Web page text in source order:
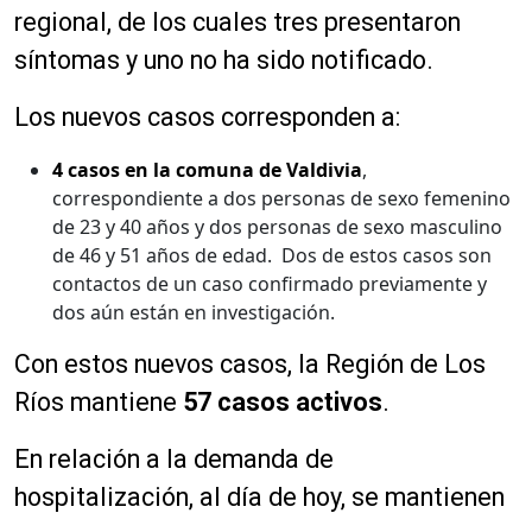
regional, de los cuales tres presentaron
síntomas y uno no ha sido notificado.
Los nuevos casos corresponden a:
4 casos en la comuna de Valdivia,
correspondiente a dos personas de sexo femenino
de 23 y 40 años y dos personas de sexo masculino
de 46 y 51 años de edad. Dos de estos casos son
contactos de un caso confirmado previamente y
dos aún están en investigación.
Con estos nuevos casos, la Región de Los
Ríos mantiene 57 casos activos.
En relación a la demanda de
hospitalización, al día de hoy, se mantienen